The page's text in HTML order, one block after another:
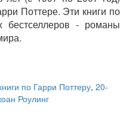
Поттере. Эти книги по
- романы
по Гарри Поттеру, 20-
Роулинг